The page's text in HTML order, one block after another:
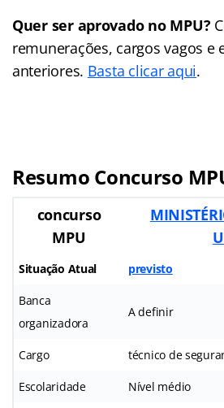
Quer ser aprovado no MPU?
remunerações, cargos vagos e
anteriores. Basta clicar aqui.
Resumo Concurso
concurso
MPU
Situação Atual previsto
Banca
organizadora
A definir
Cargo técnico de
Escolaridade Nível médio